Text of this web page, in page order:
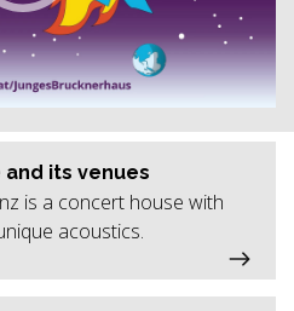
and its venues
is a concert house with
acoustics.